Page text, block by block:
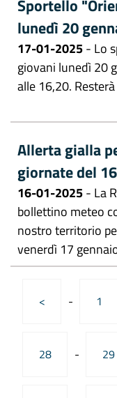
Sportello
lunedì 20
17-01-2025- Lo
giovani lunedì 20
alle 16,20.
Allerta gialla
giornate del
16-01-2025- La
bollettino meteo
nostro territorio
venerdì 17
< - 1
28 - 29